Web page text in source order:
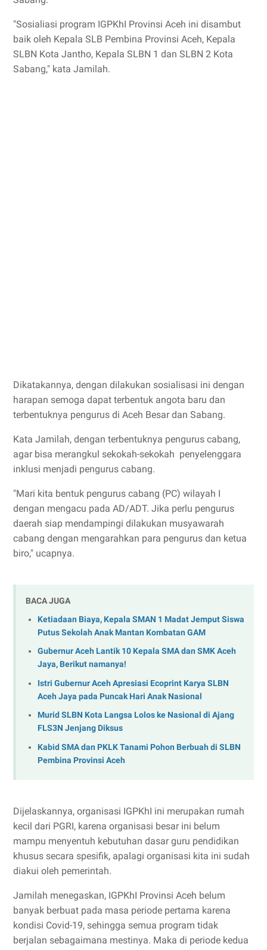
"Sosialiasi program IGPKhI Provinsi Aceh ini disambut
baik oleh Kepala SLB Pembina Provinsi Aceh, Kepala
SLBN Kota Jantho, Kepala SLBN 1 dan SLBN 2 Kota
Sabang," kata Jamilah.
Dikatakannya, dengan dilakukan sosialisasi ini dengan
harapan semoga dapat terbentuk angota baru dan
terbentuknya pengurus di Aceh Besar dan Sabang.
Kata Jamilah, dengan terbentuknya pengurus cabang,
agar bisa merangkul sekokah-sekokah penyelenggara
inklusi menjadi pengurus cabang.
"Mari kita bentuk pengurus cabang (PC) wilayah I
dengan mengacu pada AD/ADT. Jika perlu pengurus
daerah siap mendampingi dilakukan musyawarah
cabang dengan mengarahkan para pengurus dan ketua
biro," ucapnya.
BACA JUGA
Ketiadaan Biaya, Kepala SMAN 1 Madat Jemput Siswa
Putus Sekolah Anak Mantan Kombatan GAM
Gubernur Aceh Lantik 10 Kepala SMA dan SMK Aceh
Jaya, Berikut namanya!
Istri Gubernur Aceh Apresiasi Ecoprint Karya SLBN
Aceh Jaya pada Puncak Hari Anak Nasional
Murid SLBN Kota Langsa Lolos ke Nasional di Ajang
FLS3N Jenjang Diksus
Kabid SMA dan PKLK Tanami Pohon Berbuah di SLBN
Pembina Provinsi Aceh
Dijelaskannya, organisasi IGPKhI ini merupakan rumah
kecil dari PGRI, karena organisasi besar ini belum
mampu menyentuh kebutuhan dasar guru pendidikan
khusus secara spesifik, apalagi organisasi kita ini sudah
diakui oleh pemerintah.
Jamilah menegaskan, IGPKhI Provinsi Aceh belum
banyak berbuat pada masa periode pertama karena
kondisi Covid-19, sehingga semua program tidak
berjalan sebagaimana mestinya. Maka di periode kedua